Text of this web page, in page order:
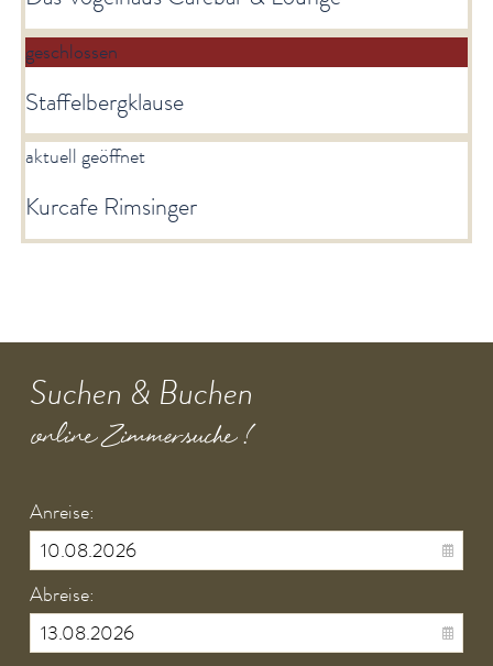
geschlossen
Staffelbergklause
aktuell geöffnet
Kurcafe Rimsinger
Suchen & Buchen
online Zimmersuche !
Anreise:
Abreise: